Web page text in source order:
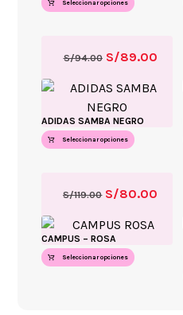
Seleccionar opciones
ADIDAS SAMBA NEGRO
S/94.00 S/89.00
Seleccionar opciones
CAMPUS – ROSA
S/119.00 S/80.00
Seleccionar opciones